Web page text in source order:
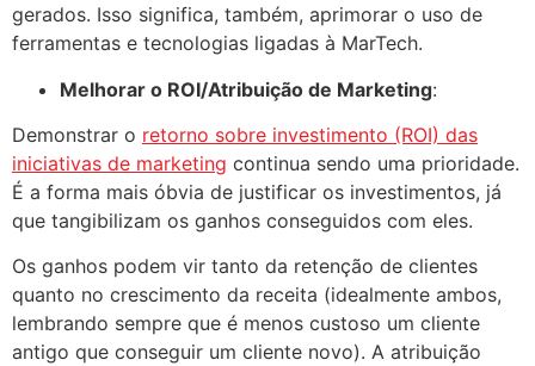
gerados. Isso significa, também, aprimorar o uso de
ferramentas e tecnologias ligadas à MarTech.
Melhorar o ROI/Atribuição de Marketing:
Demonstrar o retorno sobre investimento (ROI) das
iniciativas de marketing continua sendo uma prioridade.
É a forma mais óbvia de justificar os investimentos, já
que tangibilizam os ganhos conseguidos com eles.
Os ganhos podem vir tanto da retenção de clientes
quanto no crescimento da receita (idealmente ambos,
lembrando sempre que é menos custoso um cliente
antigo que conseguir um cliente novo). A atribuição